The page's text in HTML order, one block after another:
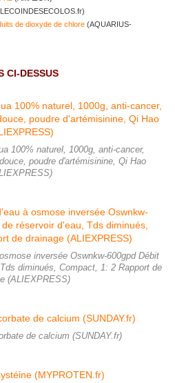
de dioxyde de chlore (AQUARIUS-
CI-DESSUS
100% naturel, 1000g, anti-cancer,
poudre d'artémisinine, Qi Hao
inversée Oswnkw-600gpd Débit
diminués, Compact, 1: 2 Rapport de
(ALIEXPRESS)
de calcium (SUNDAY.fr)